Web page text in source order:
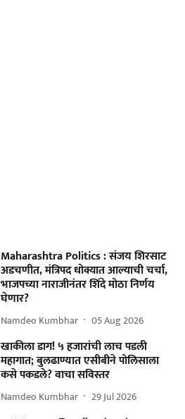
Maharashtra Politics : संजय शिरसाट
अडचणीत, मंत्रिपद धोक्यात आल्याची चर्चा,
भाजपच्या नाराजीनंतर शिंदे मोठा निर्णय
घेणार?
Namdeo Kumbhar 05 Aug 2026
खाकीला डाग! ५ हजारांची लाच पडली
महागात; बुलढाण्यात एसीबीने पोलिसाला
कसे पकडले? वाचा सविस्तर
Namdeo Kumbhar 29 Jul 2026